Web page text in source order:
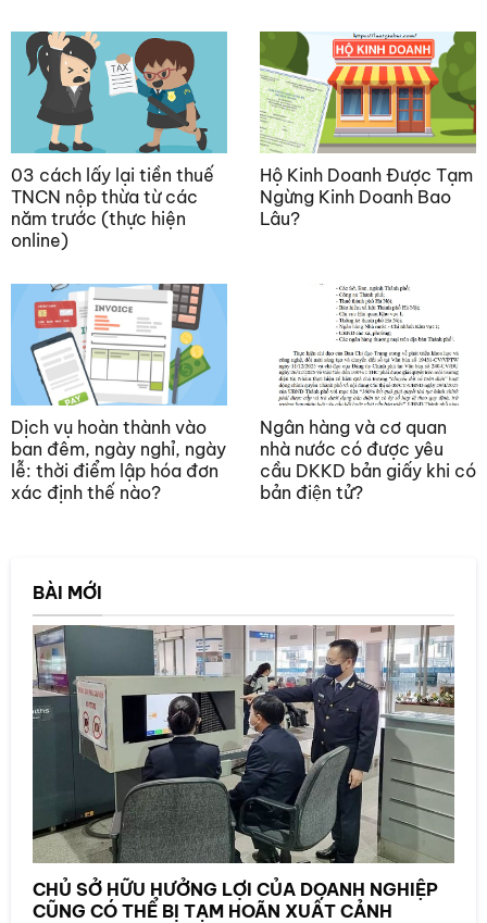
03 cách lấy lại tiền thuế
TNCN nộp thừa từ các
năm trước (thực hiện
online)
Hộ Kinh Doanh Được Tạm
Ngừng Kinh Doanh Bao
Lâu?
Dịch vụ hoàn thành vào
ban đêm, ngày nghỉ, ngày
lễ: thời điểm lập hóa đơn
xác định thế nào?
Ngân hàng và cơ quan
nhà nước có được yêu
cầu DKKD bản giấy khi có
bản điện tử?
BÀI MỚI
CHỦ SỞ HỮU HƯỞNG LỢI CỦA DOANH NGHIỆP
CŨNG CÓ THỂ BỊ TẠM HOÃN XUẤT CẢNH